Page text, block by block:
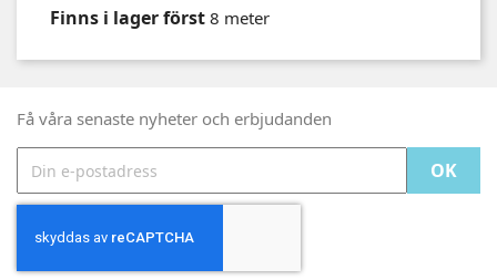
Finns i lager först 8 meter
Få våra senaste nyheter och erbjudanden